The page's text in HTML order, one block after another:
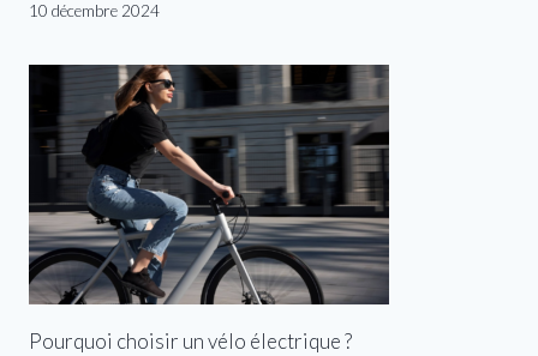
10 décembre 2024
Pourquoi choisir un vélo électrique ?